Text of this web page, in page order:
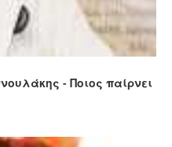
- Ποιος παίρνει